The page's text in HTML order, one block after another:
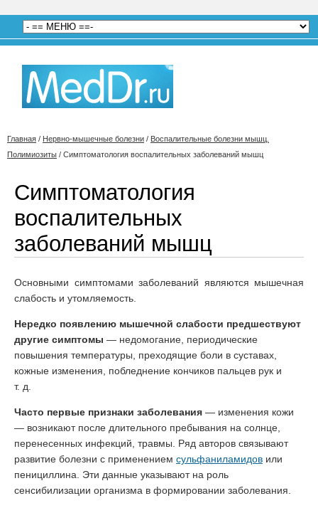
Главная / Нервно-мышечные болезни / Воспалительные болезни мышц.
Полимиозиты / Симптоматология воспалительных заболеваний мышц
Симптоматология
воспалительных
заболеваний мышц
Основными симптомами заболеваний являются мышечная
слабость и утомляемость.
Нередко появлению мышечной слабости предшествуют
другие симптомы — недомогание, периодические
повышения температуры, преходящие боли в суставах,
кожные изменения, побледнение кончиков пальцев рук и
т. д.
Часто первые признаки заболевания — изменения кожи
— возникают после длительного пребывания на солнце,
перенесенных инфекций, травмы. Ряд авторов связывают
развитие болезни с применением сульфаниламидов или
пенициллина. Эти данные указывают на роль
сенсибилизации организма в формировании заболевания.